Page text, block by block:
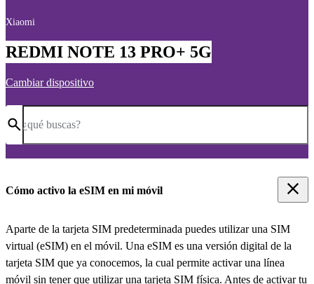
Xiaomi
REDMI NOTE 13 PRO+ 5G
Cambiar dispositivo
¿qué buscas?
Cómo activo la eSIM en mi móvil
Aparte de la tarjeta SIM predeterminada puedes utilizar una SIM
virtual (eSIM) en el móvil. Una eSIM es una versión digital de la
tarjeta SIM que ya conocemos, la cual permite activar una línea
móvil sin tener que utilizar una tarjeta SIM física. Antes de activar tu